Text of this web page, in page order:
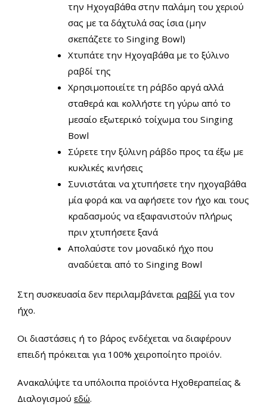
την Ηχογαβάθα στην παλάμη του χεριού
σας με τα δάχτυλά σας ίσια (μην
σκεπάζετε το Singing Bowl)
Χτυπάτε την Ηχογαβάθα με το ξύλινο
ραβδί της
Χρησιμοποιείτε τη ράβδο αργά αλλά
σταθερά και κολλήστε τη γύρω από το
μεσαίο εξωτερικό τοίχωμα τουSinging
Bowl
Σύρετε την ξύλινη ράβδο προς τα έξω με
κυκλικές κινήσεις
Συνιστάται να χτυπήσετε την ηχογαβάθα
μία φορά και να αφήσετε τον ήχο και τους
κραδασμούς να εξαφανιστούν πλήρως
πριν χτυπήσετε ξανά
Απολαύστε τον μοναδικό ήχο που
αναδύεται από το Singing Bowl
Στη συσκευασία δεν περιλαμβάνεται ραβδί για τον
ήχο.
Οι διαστάσεις ή το βάρος ενδέχεται να διαφέρουν
επειδή πρόκειται για 100% χειροποίητο προϊόν.
Ανακαλύψτε τα υπόλοιπα προϊόντα Ηχοθεραπείας &
Διαλογισμού εδώ.